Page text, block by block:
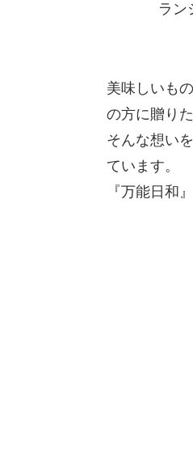
ラン
美味しいも
の方に贈りた
そんな想い
ています。
『万能日和